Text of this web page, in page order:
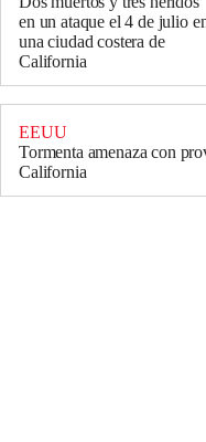
en un ataque el 4 de julio
una ciudad costera de
California
EEUU
Tormenta amenaza con
California